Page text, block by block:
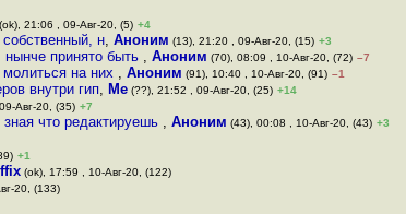
(ok), 21:06 , 09-Авг-20, (5) +4
н, Аноним (13), 21:20 , 09-Авг-20, (15) +3
принято быть , Аноним (70), 08:09 , 10-Авг-20, (72) –7
на них , Аноним (91), 10:40 , 10-Авг-20, (91) –1
внутри гип, Me (??), 21:52 , 09-Авг-20, (25) +14
Авг-20, (35) +7
что редактируешь , Аноним (43), 00:08 , 10-Авг-20, (43) +3
+1
(ok), 17:59 , 10-Авг-20, (122)
20, (133)